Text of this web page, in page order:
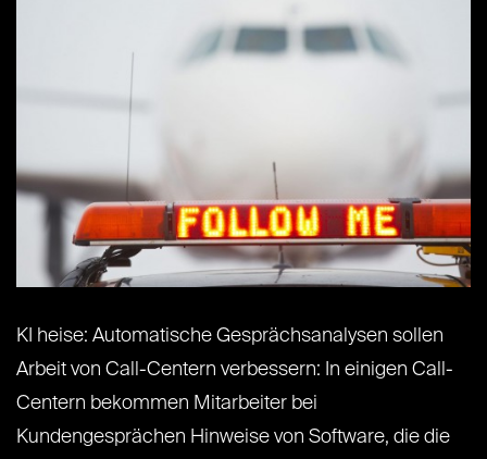
KI heise: Automatische Gesprächsanalysen sollen
Arbeit von Call-Centern verbessern: In einigen Call-
Centern bekommen Mitarbeiter bei
Kundengesprächen Hinweise von Software, die die